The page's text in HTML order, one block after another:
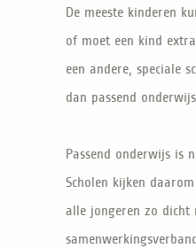
De meeste kinderen
of moet een kind
een andere, speciale
dan passend
Passend onderwijs is
Scholen kijken
alle jongeren zo dicht